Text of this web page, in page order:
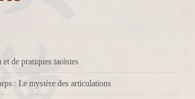
de pratiques taoïstes
: Le mystère des articulations